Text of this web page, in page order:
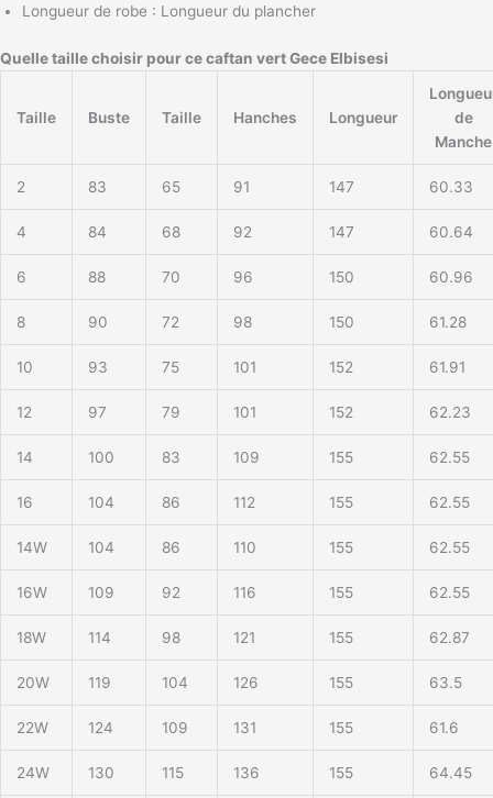
Longueur de robe : Longueur du plancher
Quelle taille choisir pour ce caftan vert Gece Elbisesi
Taille Buste Taille Hanches Longueur
de
Manche
2 83 65 91 147 60.33
4 84 68 92 147 60.64
6 88 70 96 150 60.96
8 90 72 98 150 61.28
10 93 75 101 152 61.91
12 97 79 101 152 62.23
14 100 83 109 155 62.55
16 104 86 112 155 62.55
14W 104 86 110 155 62.55
16W 109 92 116 155 62.55
18W 114 98 121 155 62.87
20W 119 104 126 155 63.5
22W 124 109 131 155 61.6
24W 130 115 136 155 64.45